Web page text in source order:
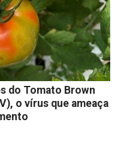
do Tomato Brown
o vírus que ameaça